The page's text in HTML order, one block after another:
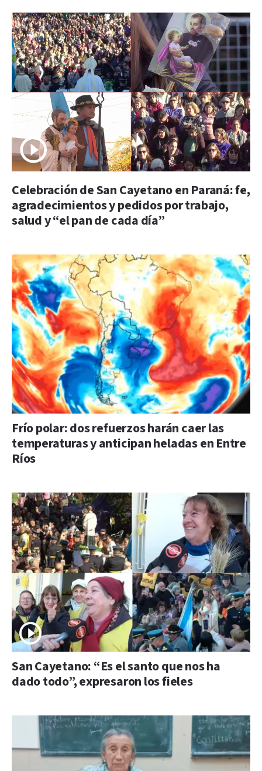
Celebración de San Cayetano en Paraná: fe,
agradecimientos y pedidos por trabajo,
salud y “el pan de cada día”
Frío polar: dos refuerzos harán caer las
temperaturas y anticipan heladas en Entre
Ríos
San Cayetano: “Es el santo que nos ha
dado todo”, expresaron los fieles